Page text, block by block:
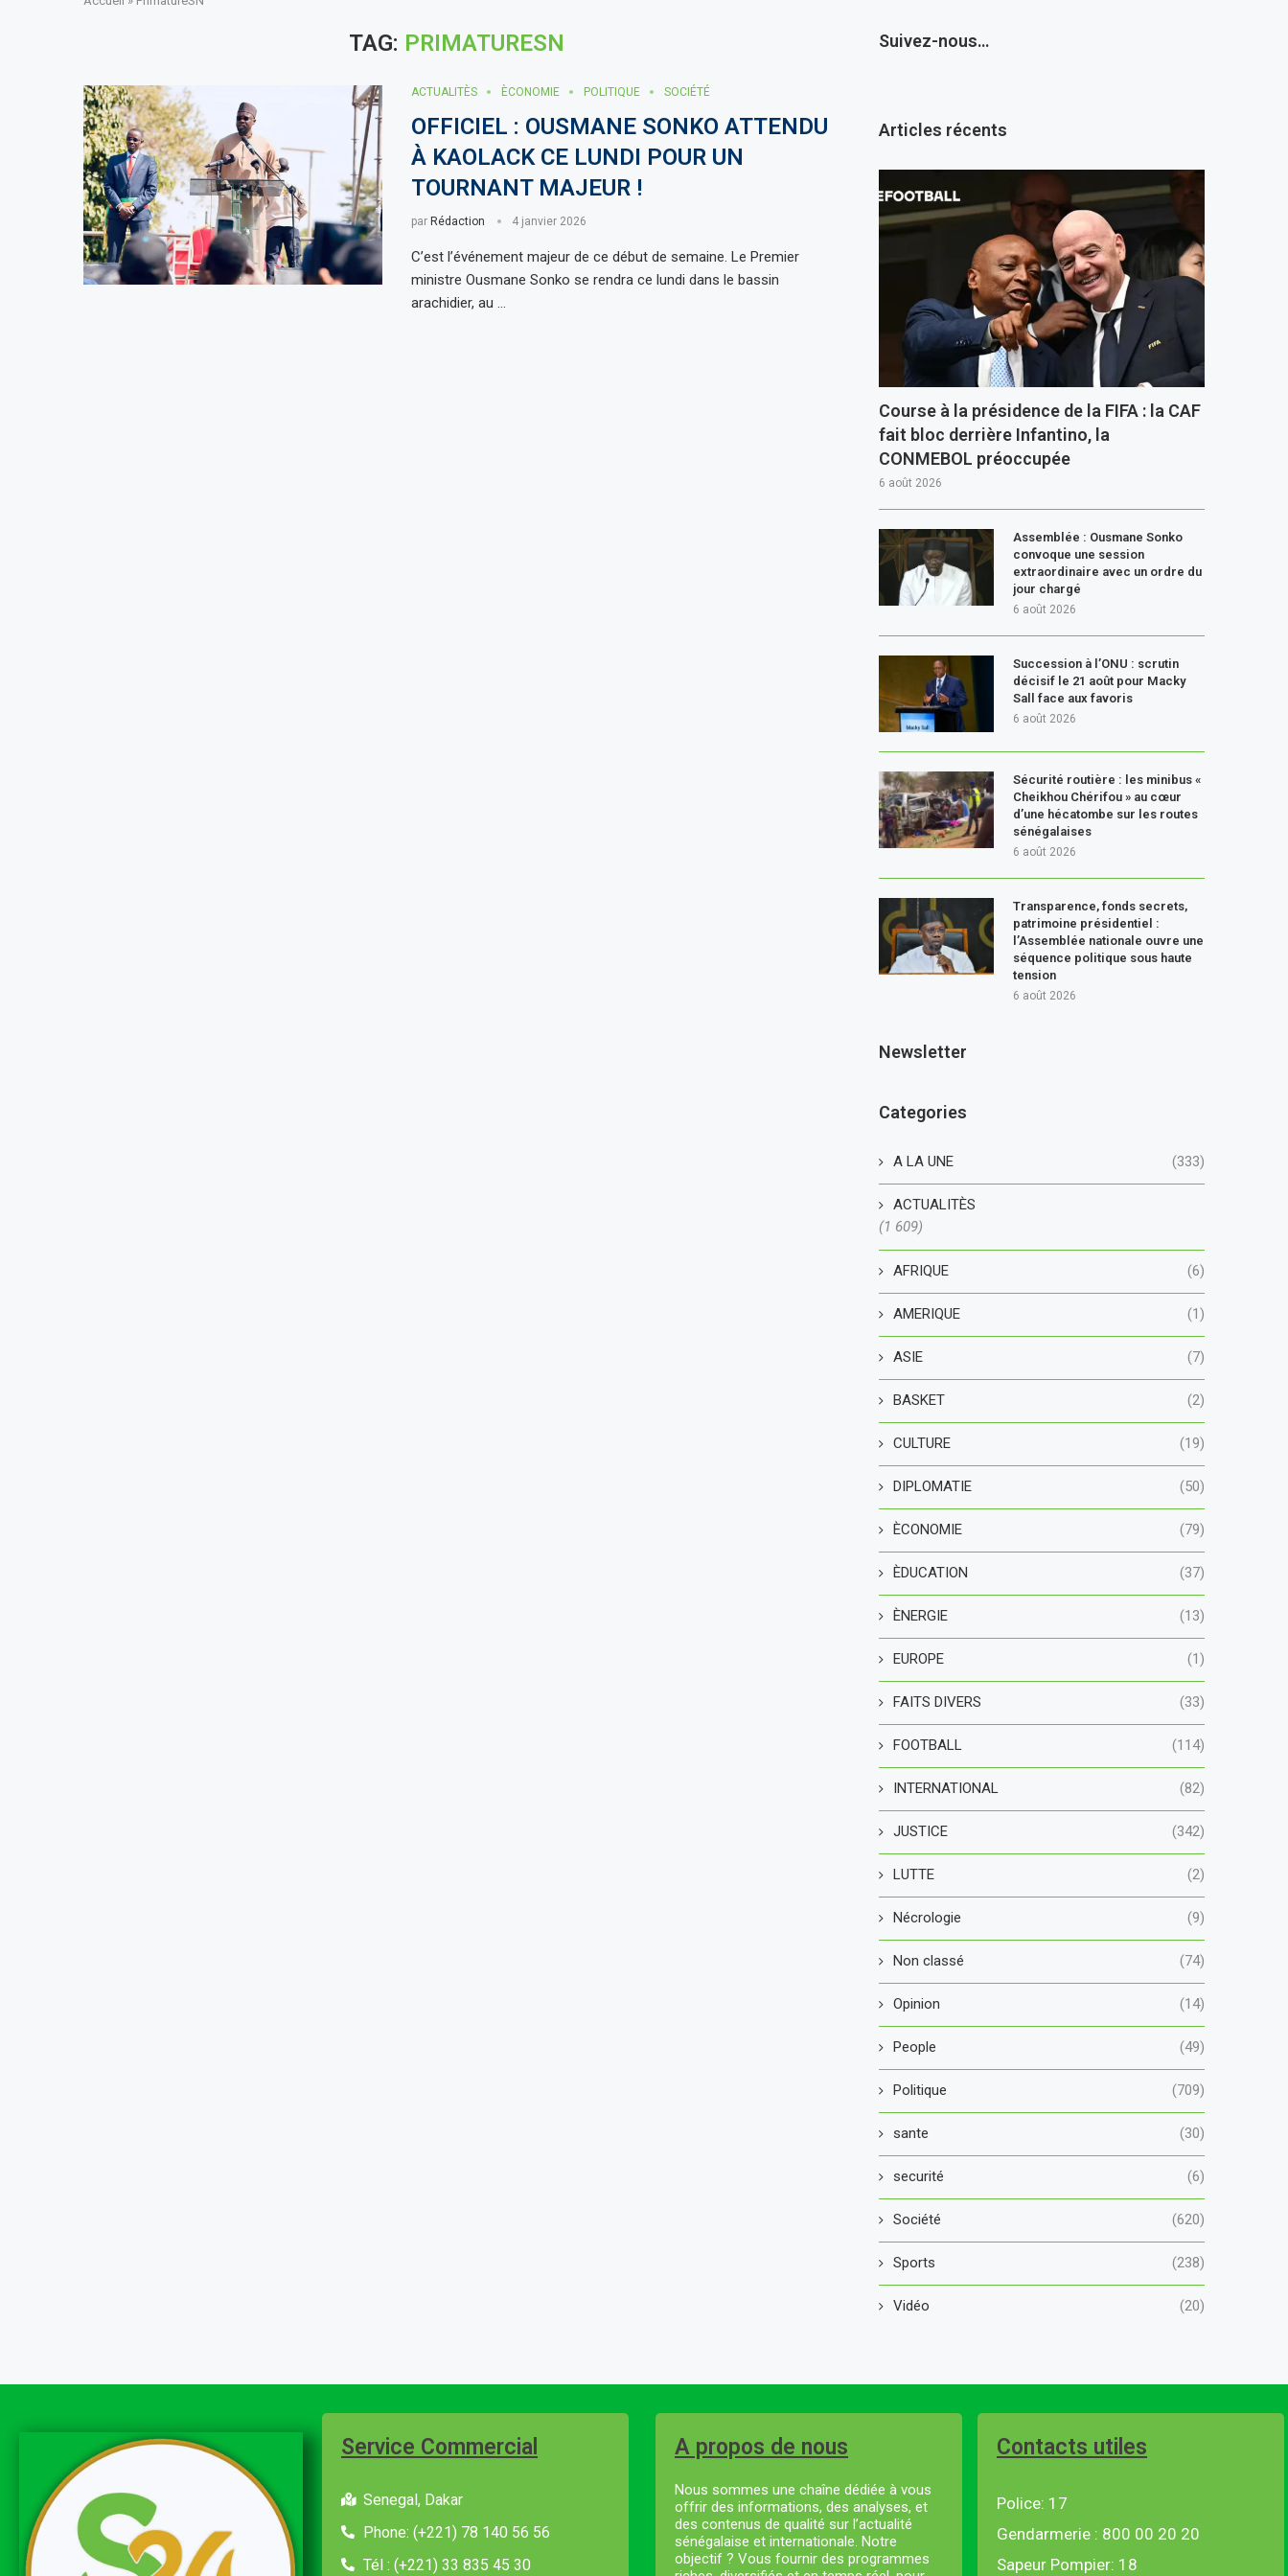
TAG: PRIMATURESN
ACTUALITÈS ÈCONOMIE POLITIQUE SOCIÉTÉ
OFFICIEL : OUSMANE SONKO ATTENDU
À KAOLACK CE LUNDI POUR UN
TOURNANT MAJEUR !
par Rédaction 4 janvier 2026
C’est l’événement majeur de ce début de semaine. Le Premier
ministre Ousmane Sonko se rendra ce lundi dans le bassin
arachidier, au …
Suivez-nous…
Articles récents
Course à la présidence de la FIFA : la CAF
fait bloc derrière Infantino, la
CONMEBOL préoccupée
6 août 2026
Assemblée : Ousmane Sonko
convoque une session
extraordinaire avec un ordre du
jour chargé
6 août 2026
Succession à l’ONU : scrutin
décisif le 21 août pour Macky
Sall face aux favoris
6 août 2026
Sécurité routière : les minibus «
Cheikhou Chérifou » au cœur
d’une hécatombe sur les routes
sénégalaises
6 août 2026
Transparence, fonds secrets,
patrimoine présidentiel :
l’Assemblée nationale ouvre une
séquence politique sous haute
tension
6 août 2026
Newsletter
Categories
A LA UNE (333)
ACTUALITÈS
(1 609)
AFRIQUE (6)
AMERIQUE (1)
ASIE (7)
BASKET (2)
CULTURE (19)
DIPLOMATIE (50)
ÈCONOMIE (79)
ÈDUCATION (37)
ÈNERGIE (13)
EUROPE (1)
FAITS DIVERS (33)
FOOTBALL (114)
INTERNATIONAL (82)
JUSTICE (342)
LUTTE (2)
Nécrologie (9)
Non classé (74)
Opinion (14)
People (49)
Politique (709)
sante (30)
securité (6)
Société (620)
Sports (238)
Vidéo (20)
Service Commercial
Senegal, Dakar
Phone: (+221) 78 140 56 56
Tél : (+221) 33 835 45 30
A propos de nous
Nous sommes une chaîne dédiée à vous
offrir des informations, des analyses, et
des contenus de qualité sur l’actualité
sénégalaise et internationale. Notre
objectif ? Vous fournir des programmes
Contacts utiles
Police: 17
Gendarmerie : 800 00 20 20
Sapeur Pompier: 18